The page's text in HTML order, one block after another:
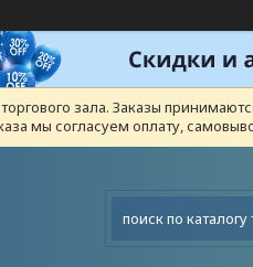
зала. Заказы
мы согласуем оплату,